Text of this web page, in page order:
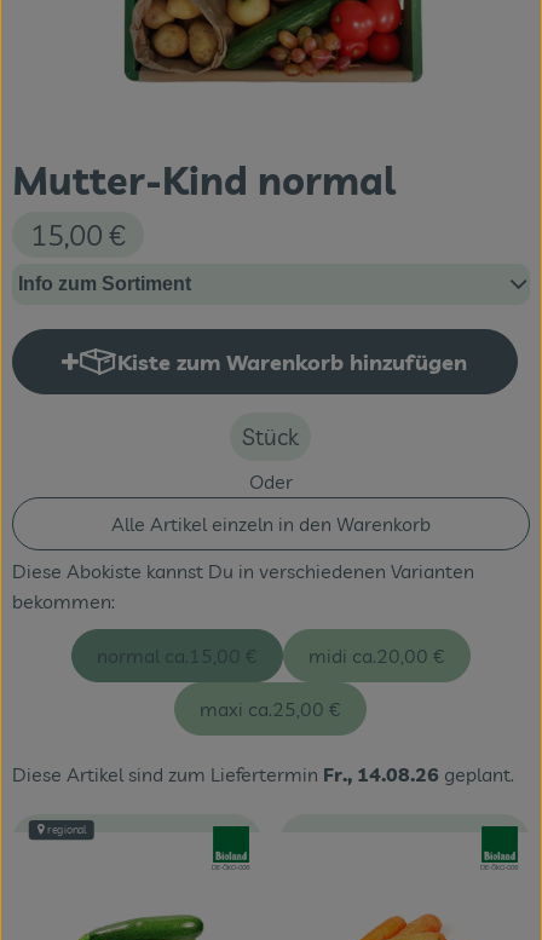
Themenwelten
Obst & Gemüse
Vorratskammer
Naturdrogerie
Getränke
Das Konzept
Firmenkunden
Veranstaltungen
Blog
Mutter-Kind normal
15,00 €
Info zum Sortiment
Kiste zum Warenkorb hinzufügen
Kiste zum Warenkorb
Stück
Oder
Alle Artikel einzeln in den Warenkorb
Diese Abokiste kannst Du in verschiedenen Varianten
bekommen:
normal ca. 15,00 € midi ca.20,00 €
maxi ca.25,00 €
Diese Artikel sind zum Liefertermin Fr., 14.08.26 geplant.
, Kontrollstelle:
DE-ÖKO-006
regional
, Kontrollstelle:
DE-ÖKO-006